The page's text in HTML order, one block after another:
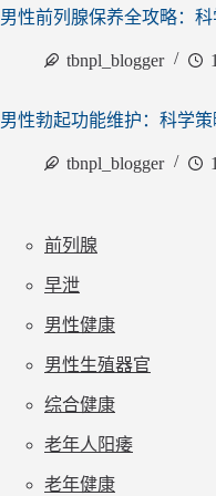
男性前列腺保养全攻略：
tbnpl_blogger
男性勃起功能维护：科学
tbnpl_blogger
前列腺
早泄
男性健康
男性生殖器官
综合健康
老年人阳痿
老年健康